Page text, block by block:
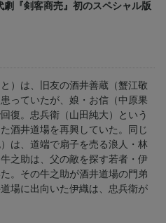
『剣客商売』初のスペシャル版
）は、旧友の酒井善蔵（蟹江敬
っていたが、娘・お信（中原果
復。忠兵衛（山田純大）という
酒井道場を再興していた。同じ
は、道端で扇子を売る浪人・林
之助は、父の敵を探す若者・伊
。その牛之助が酒井道場の門弟
場に出向いた伊織は、忠兵衛が